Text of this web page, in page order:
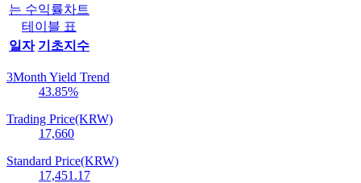
는 수익률차트
테이블 표
일자 기초지수
3Month Yield Trend
43.85%
Trading Price(KRW)
17,660
Standard Price(KRW)
17,451.17